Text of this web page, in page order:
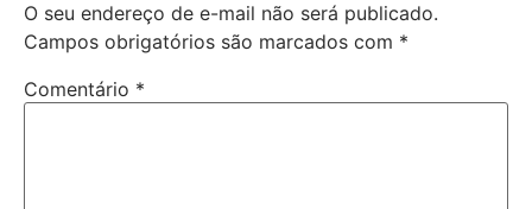
O seu endereço de e-mail não será publicado.
Campos obrigatórios são marcados com *
Comentário *